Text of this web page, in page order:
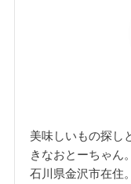
美味しいもの探し
きなおとーちゃん。
石川県金沢市在住